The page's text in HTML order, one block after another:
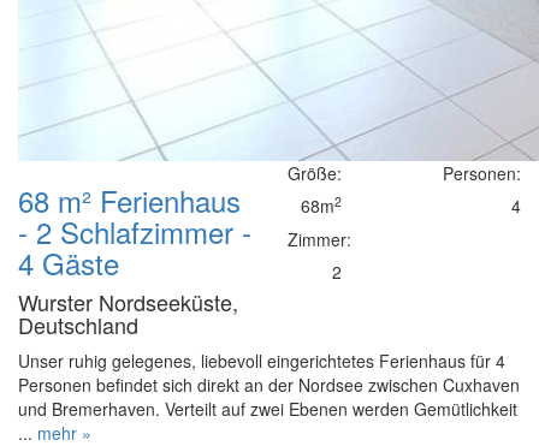
68 m² Ferienhaus
- 2 Schlafzimmer -
4 Gäste
Wurster Nordseeküste,
Deutschland
Größe:
68m2
Zimmer:
2
Personen:
4
Unser ruhig gelegenes, liebevoll eingerichtetes Ferienhaus für 4
Personen befindet sich direkt an der Nordsee zwischen Cuxhaven
und Bremerhaven. Verteilt auf zwei Ebenen werden Gemütlichkeit
... mehr »